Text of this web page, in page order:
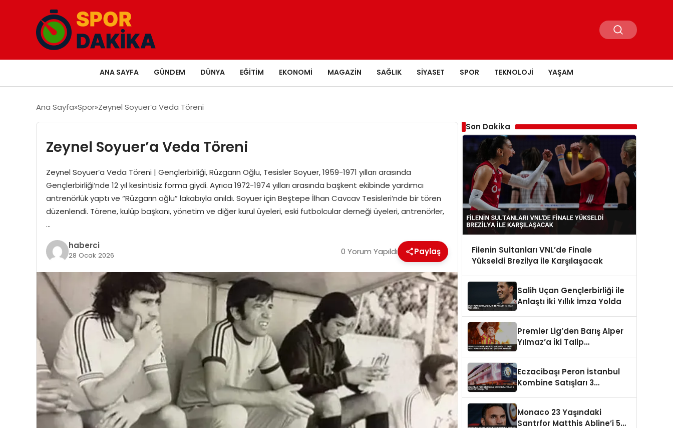
ANA SAYFA GÜNDEM DÜNYA EĞITIM EKONOMI MAGAZIN SAĞLIK SIYASET SPOR TEKNOLOJI YAŞAM
Ana Sayfa Spor Zeynel Soyuer’a Veda Töreni
Zeynel Soyuer’a Veda Töreni
Zeynel Soyuer’a Veda Töreni | Gençlerbirliği, Rüzgarın Oğlu, Tesisler Soyuer, 1959-1971 yılları arasında
Gençlerbirliği‘nde 12 yıl kesintisiz forma giydi. Ayrıca 1972-1974 yılları arasında başkent ekibinde yardımcı
antrenörlük yaptı ve “Rüzgarın oğlu” lakabıyla anıldı. Soyuer için Beştepe İlhan Cavcav Tesisleri‘nde bir tören
düzenlendi. Törene, kulüp başkanı, yönetim ve diğer kurul üyeleri, eski futbolcular derneği üyeleri, antrenörler,
…
haberci
28 Ocak 2026 0 Yorum Yapıldı Paylaş
Son Dakika
Filenin Sultanları VNL’de Finale
Yükseldi Brezilya ile Karşılaşacak
Salih Uçan Gençlerbirliği ile
Anlaştı İki Yıllık İmza Yolda
Premier Lig’den Barış Alper
Yılmaz’a İki Talip
Eczacibaşı Peron İstanbul
Kombine Satışları 3
Monaco 23 Yaşındaki
Santrfor Matthis Abline’i 5